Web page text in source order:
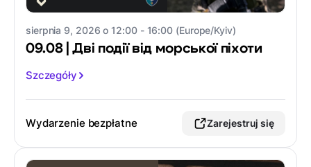
sierpnia 9, 2026 o 12:00 - 16:00 (Europe/Kyiv)
09.08 | Дві події від морської піхоти
Szczegóły
Wydarzenie bezpłatne Zarejestruj się